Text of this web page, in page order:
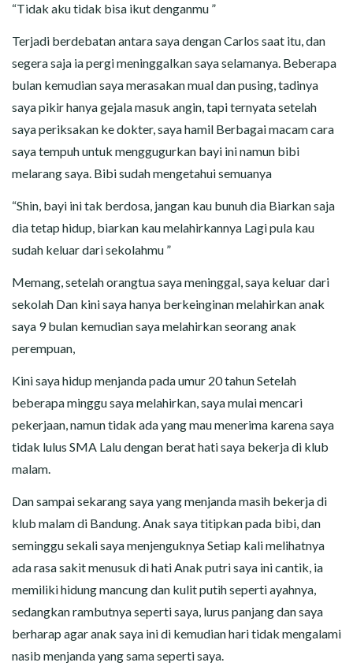
“Tidak aku tidak bisa ikut denganmu ”
Terjadi berdebatan antara saya dengan Carlos saat itu, dan
segera saja ia pergi meninggalkan saya selamanya. Beberapa
bulan kemudian saya merasakan mual dan pusing, tadinya
saya pikir hanya gejala masuk angin, tapi ternyata setelah
saya periksakan ke dokter, saya hamil Berbagai macam cara
saya tempuh untuk menggugurkan bayi ini namun bibi
melarang saya. Bibi sudah mengetahui semuanya
“Shin, bayi ini tak berdosa, jangan kau bunuh dia Biarkan saja
dia tetap hidup, biarkan kau melahirkannya Lagi pula kau
sudah keluar dari sekolahmu ”
Memang, setelah orangtua saya meninggal, saya keluar dari
sekolah Dan kini saya hanya berkeinginan melahirkan anak
saya 9 bulan kemudian saya melahirkan seorang anak
perempuan,
Kini saya hidup menjanda pada umur 20 tahun Setelah
beberapa minggu saya melahirkan, saya mulai mencari
pekerjaan, namun tidak ada yang mau menerima karena saya
tidak lulus SMA Lalu dengan berat hati saya bekerja di klub
malam.
Dan sampai sekarang saya yang menjanda masih bekerja di
klub malam di Bandung. Anak saya titipkan pada bibi, dan
seminggu sekali saya menjenguknya Setiap kali melihatnya
ada rasa sakit menusuk di hati Anak putri saya ini cantik, ia
memiliki hidung mancung dan kulit putih seperti ayahnya,
sedangkan rambutnya seperti saya, lurus panjang dan saya
berharap agar anak saya ini di kemudian hari tidak mengalami
nasib menjanda yang sama seperti saya.